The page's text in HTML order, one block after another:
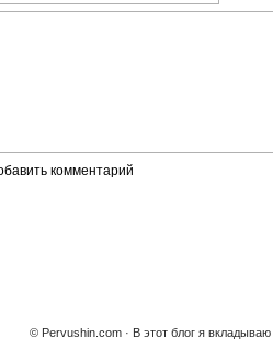
© Pervushin.com · В этот блог я